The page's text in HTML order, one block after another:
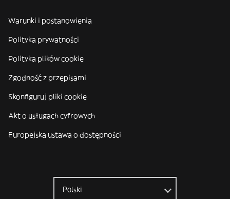
Warunki i postanowienia
Polityka prywatności
Polityka plików cookie
Zgodność z przepisami
Skonfiguruj pliki cookie
Akt o usługach cyfrowych
Europejska ustawa o dostępności